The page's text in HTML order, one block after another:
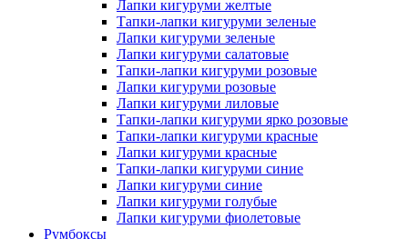
Лапки кигуруми желтые
Тапки-лапки кигуруми зеленые
Лапки кигуруми зеленые
Лапки кигуруми салатовые
Тапки-лапки кигуруми розовые
Лапки кигуруми розовые
Лапки кигуруми лиловые
Тапки-лапки кигуруми ярко розовые
Тапки-лапки кигуруми красные
Лапки кигуруми красные
Тапки-лапки кигуруми синие
Лапки кигуруми синие
Лапки кигуруми голубые
Лапки кигуруми фиолетовые
Румбоксы